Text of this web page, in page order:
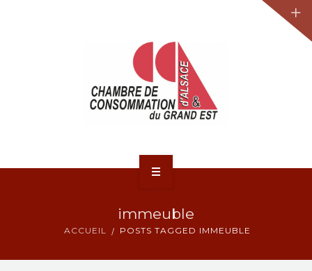
immeuble
ACCUEIL POSTS TAGGED IMMEUBLE